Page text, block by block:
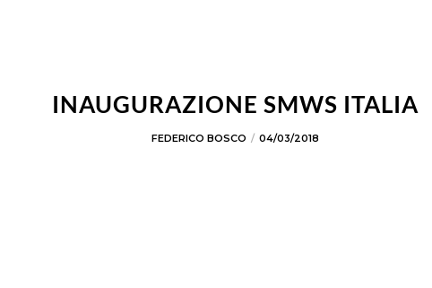
INAUGURAZIONE SMWS ITALIA
FEDERICO BOSCO 04/03/2018